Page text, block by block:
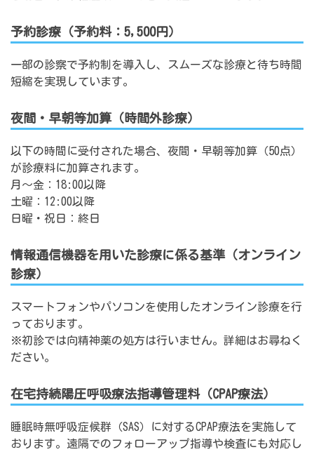
予約診療（予約料：5,500円）
一部の診察で予約制を導入し、スムーズな診療と待ち時間
短縮を実現しています。
夜間・早朝等加算（時間外診療）
以下の時間に受付された場合、夜間・早朝等加算（50点）
が診療料に加算されます。
月〜金：18:00以降
土曜：12:00以降
日曜・祝日：終日
情報通信機器を用いた診療に係る基準（オンライン
診療）
スマートフォンやパソコンを使用したオンライン診療を行
っております。
※初診では向精神薬の処方は行いません。詳細はお尋ねく
ださい。
在宅持続陽圧呼吸療法指導管理料（CPAP療法）
睡眠時無呼吸症候群（SAS）に対するCPAP療法を実施して
おります。遠隔でのフォローアップ指導や検査にも対応し